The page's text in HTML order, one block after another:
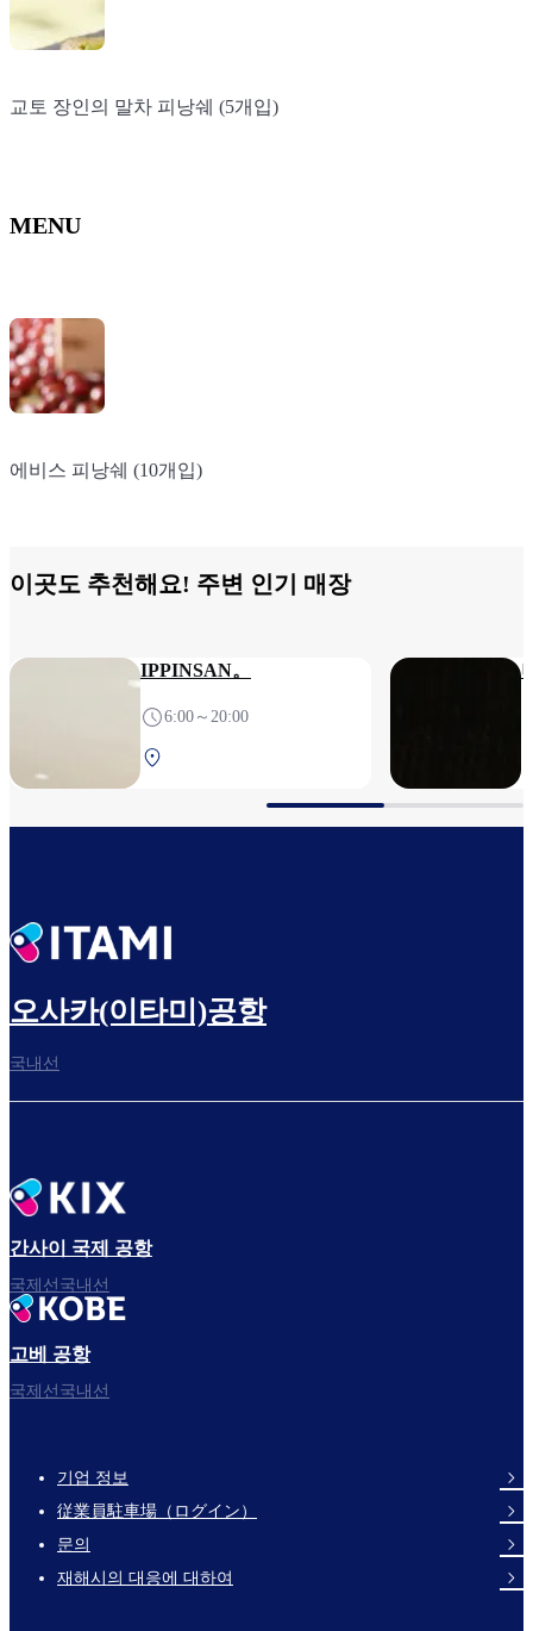
교토 장인의 말차 피낭쉐 (5개입)
교토 장인의 말차 피낭쉐 (5개입)
교토 장인의 말차 피낭쉐 (5개입)
MENU
에비스 피낭쉐 (10개입)
에비스 피낭쉐 (10개입)
에비스 피낭쉐 (10개입)
이곳도 추천해요! 주변 인기 매장
IPPINSAN。
6:00～20:00
오사카(이타미)공항
국내선
간사이 국제 공항
국제선국내선
고베 공항
국제선국내선
Footer
Links
기업 정보
従業員駐車場（ログイン）
문의
재해시의 대응에 대하여